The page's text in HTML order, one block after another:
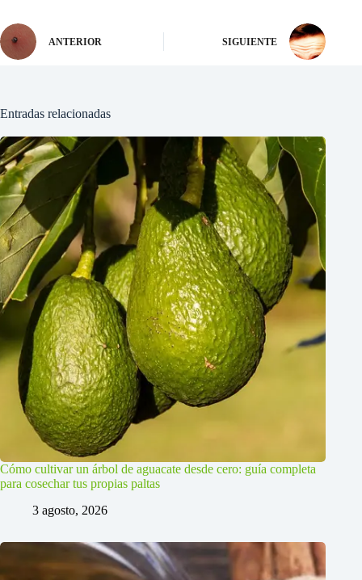
ANTERIOR SIGUIENTE
Entradas relacionadas
Cómo cultivar un árbol de aguacate desde cero: guía completa
para cosechar tus propias paltas
3 agosto, 2026